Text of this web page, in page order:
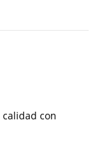
con